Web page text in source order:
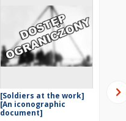
[Soldiers at the work]
[An iconographic
document]